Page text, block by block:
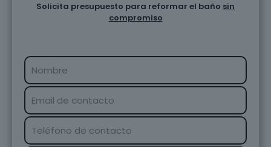
Solicita presupuesto para reformar el baño sin
compromiso